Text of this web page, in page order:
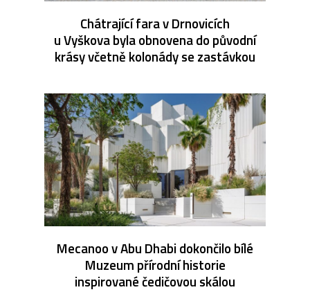
Chátrající fara v Drnovicích
u Vyškova byla obnovena do původní
krásy včetně kolonády se zastávkou
Mecanoo v Abu Dhabi dokončilo bílé
Muzeum přírodní historie
inspirované čedičovou skálou